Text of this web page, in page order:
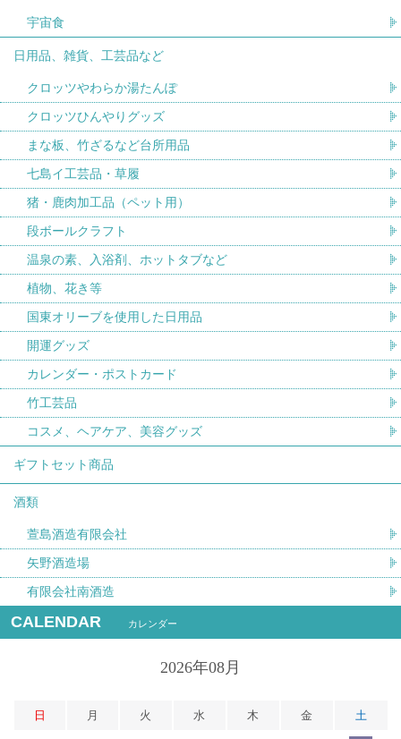
宇宙食
日用品、雑貨、工芸品など
クロッツやわらか湯たんぽ
クロッツひんやりグッズ
まな板、竹ざるなど台所用品
七島イ工芸品・草履
猪・鹿肉加工品（ペット用）
段ボールクラフト
温泉の素、入浴剤、ホットタブなど
植物、花き等
国東オリーブを使用した日用品
開運グッズ
カレンダー・ポストカード
竹工芸品
コスメ、ヘアケア、美容グッズ
ギフトセット商品
酒類
萱島酒造有限会社
矢野酒造場
有限会社南酒造
CALENDAR カレンダー
2026年08月
日 月 火 水 木 金 土